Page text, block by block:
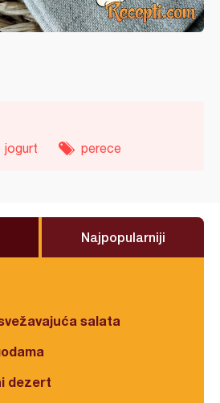
jogurt perece
Najpopularniji
salata
dezert